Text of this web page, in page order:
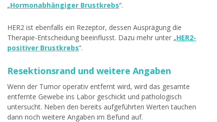
„Hormonabhängiger Brustkrebs“.
HER2 ist ebenfalls ein Rezeptor, dessen Ausprägung die
Therapie-Entscheidung beeinflusst. Dazu mehr unter „HER2-
positiver Brustkrebs“.
Resektionsrand und weitere Angaben
Wenn der Tumor operativ entfernt wird, wird das gesamte
entfernte Gewebe ins Labor geschickt und pathologisch
untersucht. Neben den bereits aufgeführten Werten tauchen
dann noch weitere Angaben im Befund auf.